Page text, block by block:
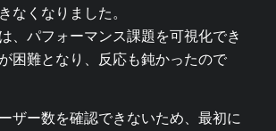
なくなりました。
、パフォーマンス課題を可視化でき
困難となり、反応も鈍かったので
ザー数を確認できないため、最初に